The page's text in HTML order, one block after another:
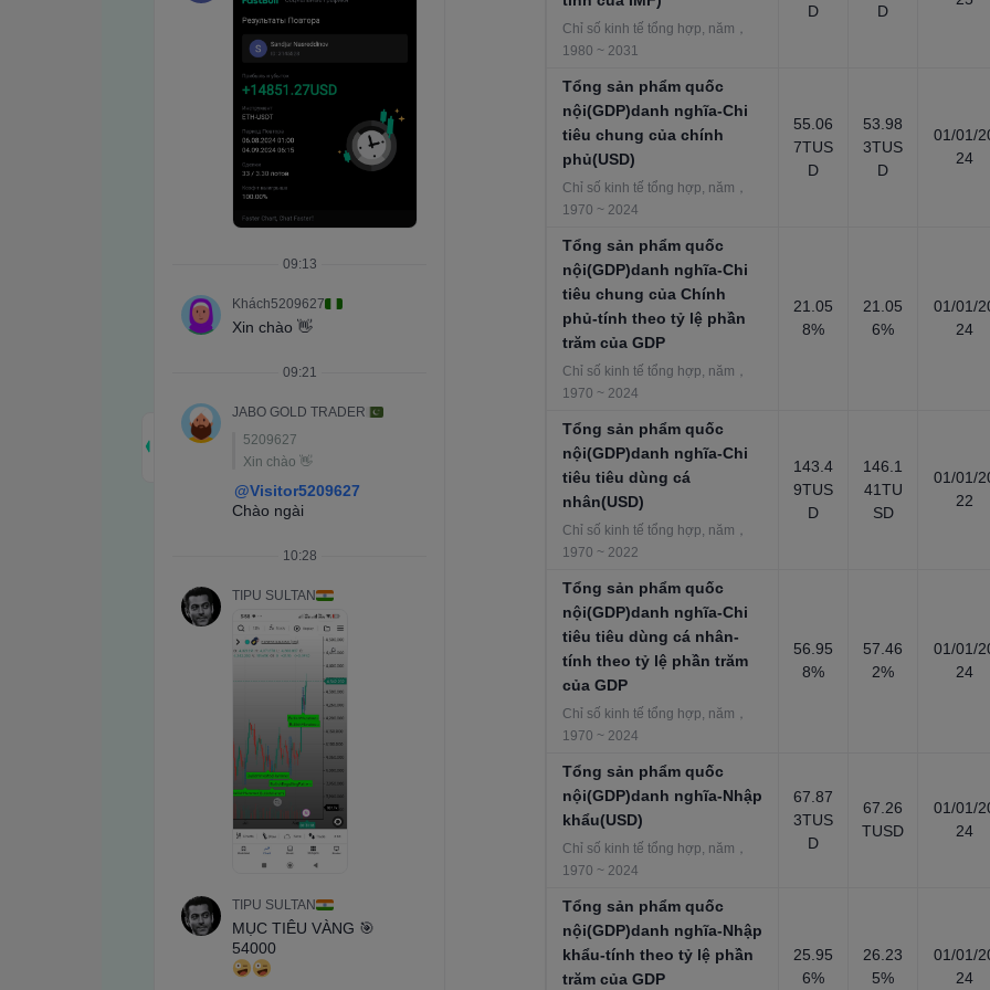
Chỉ số kinh tế tổng hợp, năm，
1980 ~ 2031
D
D
Tổng sản phẩm quốc
nội(GDP)danh nghĩa-Chi
tiêu chung của chính
phủ(USD)
Chỉ số kinh tế tổng hợp, năm，
1970 ~ 2024
55.06
7TUS
D
53.98
3TUS
D
01/01/
24
Tổng sản phẩm quốc
nội(GDP)danh nghĩa-Chi
tiêu chung của Chính
phủ-tính theo tỷ lệ phần
trăm của GDP
Chỉ số kinh tế tổng hợp, năm，
1970 ~ 2024
21.05
8%
21.05
6%
01/01/
24
Tổng sản phẩm quốc
nội(GDP)danh nghĩa-Chi
tiêu tiêu dùng cá
nhân(USD)
Chỉ số kinh tế tổng hợp, năm，
1970 ~ 2022
143.4
9TUS
D
146.1
41TU
SD
01/01/
22
Tổng sản phẩm quốc
nội(GDP)danh nghĩa-Chi
tiêu tiêu dùng cá nhân-
tính theo tỷ lệ phần trăm
của GDP
Chỉ số kinh tế tổng hợp, năm，
1970 ~ 2024
56.95
8%
57.46
2%
01/01/
24
Tổng sản phẩm quốc
nội(GDP)danh nghĩa-Nhập
khẩu(USD)
Chỉ số kinh tế tổng hợp, năm，
1970 ~ 2024
67.87
3TUS
D
67.26
TUSD
01/01/
24
Tổng sản phẩm quốc
nội(GDP)danh nghĩa-Nhập
khẩu-tính theo tỷ lệ phần
trăm của GDP
25.95
6%
26.23
5%
01/01/
24